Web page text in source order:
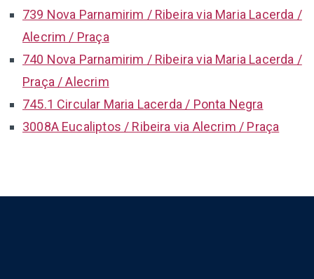
739 Nova Parnamirim / Ribeira via Maria Lacerda /
Alecrim / Praça
740 Nova Parnamirim / Ribeira via Maria Lacerda /
Praça / Alecrim
745.1 Circular Maria Lacerda / Ponta Negra
3008A Eucaliptos / Ribeira via Alecrim / Praça